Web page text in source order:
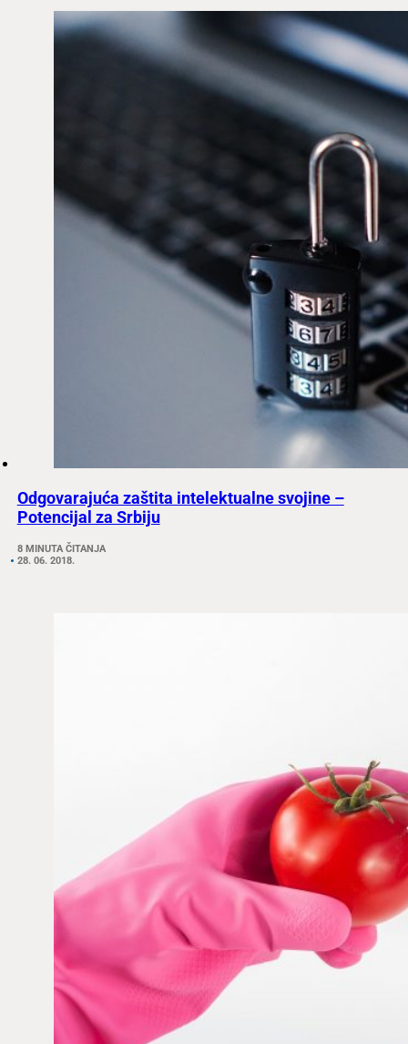
Odgovarajuća zaštita intelektualne svojine –
Potencijal za Srbiju
8 MINUTA ČITANJA
28. 06. 2018.